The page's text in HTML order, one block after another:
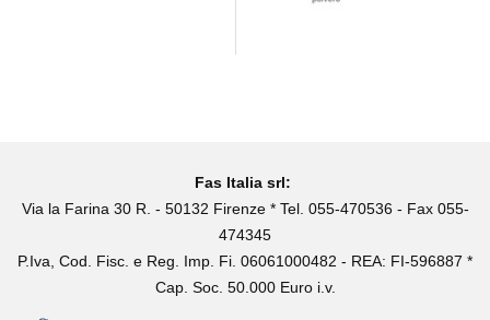
Fas Italia srl:
Via la Farina 30 R. - 50132 Firenze * Tel. 055-470536 - Fax 055-
474345
P.Iva, Cod. Fisc. e Reg. Imp. Fi. 06061000482 - REA: FI-596887 *
Cap. Soc. 50.000 Euro i.v.